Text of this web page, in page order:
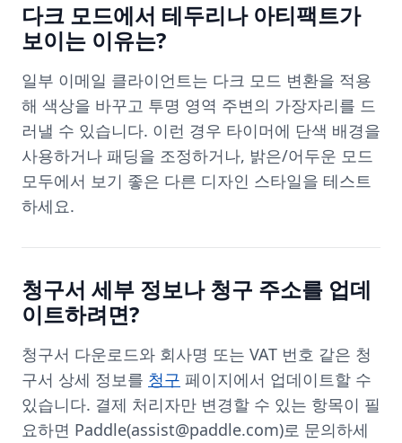
다크 모드에서 테두리나 아티팩트가
보이는 이유는?
일부 이메일 클라이언트는 다크 모드 변환을 적용
해 색상을 바꾸고 투명 영역 주변의 가장자리를 드
러낼 수 있습니다. 이런 경우 타이머에 단색 배경을
사용하거나 패딩을 조정하거나, 밝은/어두운 모드
모두에서 보기 좋은 다른 디자인 스타일을 테스트
하세요.
청구서 세부 정보나 청구 주소를 업데
이트하려면?
청구서 다운로드와 회사명 또는 VAT 번호 같은 청
구서 상세 정보를 청구 페이지에서 업데이트할 수
있습니다. 결제 처리자만 변경할 수 있는 항목이 필
요하면 Paddle(assist@paddle.com)로 문의하세